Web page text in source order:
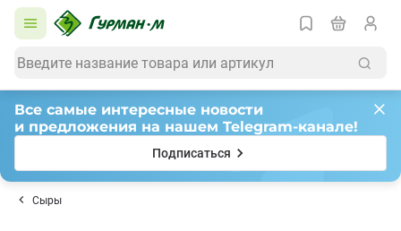
Все самые интересные новости
и предложения на нашем Telegram-канале!
Подписаться
Сыры